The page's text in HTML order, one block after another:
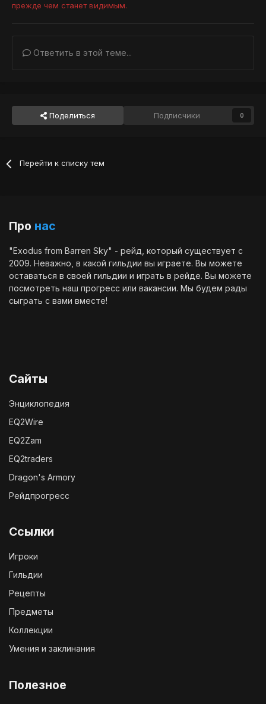
прежде чем станет видимым.
Ответить в этой теме...
Поделиться Подписчики 0
Перейти к списку тем
Про нас
"Exodus from Barren Sky" - рейд, который существует с
2009. Неважно, в какой гильдии вы играете. Вы можете
оставаться в своей гильдии и играть в рейде. Вы можете
посмотреть наш прогресс или вакансии. Мы будем рады
сыграть с вами вместе!
Сайты
Энциклопедия
EQ2Wire
EQ2Zam
EQ2traders
Dragon's Armory
Рейдпрогресс
Ссылки
Игроки
Гильдии
Рецепты
Предметы
Коллекции
Умения и заклинания
Полезное